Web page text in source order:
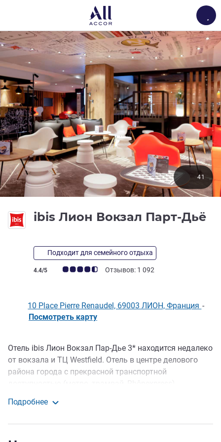
ibis Лион Вокзал Парт-Дьё3
Подходит для семейного отдыха
Примечание: отзывы клиентов (Рейтинг ALL)
4.4/5 Отзывов: 1 092
41
10 Place Pierre Renaudel, 69003 ЛИОН, Франция -
Посмотреть карту
Описание
Отель ibis Лион Вокзал Пар-Дье 3* находится недалеко
от вокзала и ТЦ Westfield. Отель в центре делового
района города с прекрасной транспортной
центра. В отеле 144 номера с системой охлаждения
Подробнее